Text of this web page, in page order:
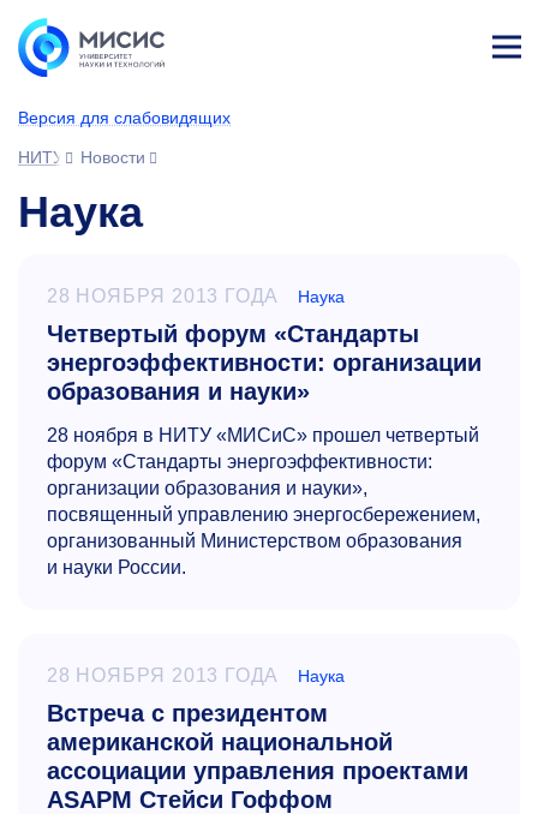
Версия для слабовидящих
НИТУ МИСИС
Новости
Наука
28 НОЯБРЯ 2013 ГОДА Наука
Четвертый форум «Стандарты
энергоэффективности: организации
образования и науки»
28 ноября в НИТУ «МИСиС» прошел четвертый
форум «Стандарты энергоэффективности:
организации образования и науки»,
посвященный управлению энергосбережением,
организованный Министерством образования
и науки России.
28 НОЯБРЯ 2013 ГОДА Наука
Встреча с президентом
американской национальной
ассоциации управления проектами
ASAPM Стейси Гоффом